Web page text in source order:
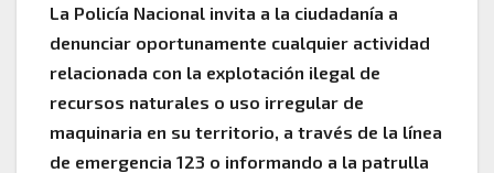
La Policía Nacional invita a la ciudadanía a
denunciar oportunamente cualquier actividad
relacionada con la explotación ilegal de
recursos naturales o uso irregular de
maquinaria en su territorio, a través de la línea
de emergencia 123 o informando a la patrulla